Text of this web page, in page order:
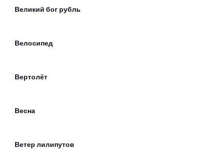
Великий бог рубль
Велосипед
Вертолёт
Весна
Ветер лилипутов